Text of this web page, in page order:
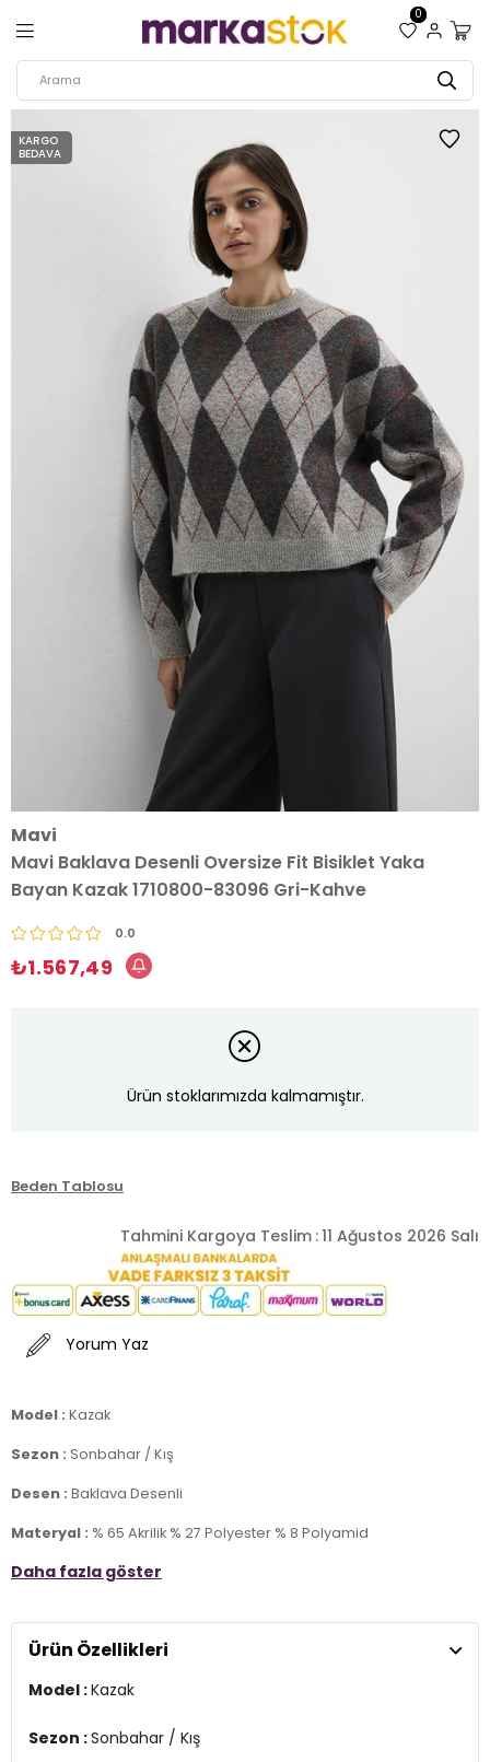
0
KARGO
BEDAVA
Mavi
Mavi Baklava Desenli Oversize Fit Bisiklet Yaka
Bayan Kazak 1710800-83096 Gri-Kahve
0.0
₺1.567,49
Ürün stoklarımızda kalmamıştır.
Beden Tablosu
Tahmini Kargoya Teslim :11 Ağustos 2026 Salı
Yorum Yaz
Model : Kazak
Sezon : Sonbahar / Kış
Desen : Baklava Desenli
Materyal : % 65 Akrilik % 27 Polyester % 8 Polyamid
Yaka Bilgisi : Bisiklet Yaka
Kalıp Bilgisi :Oversize Fit
Menşei :Türkiye
Daha fazla göster
Ürün Özellikleri
Model :Kazak
Sezon :Sonbahar / Kış